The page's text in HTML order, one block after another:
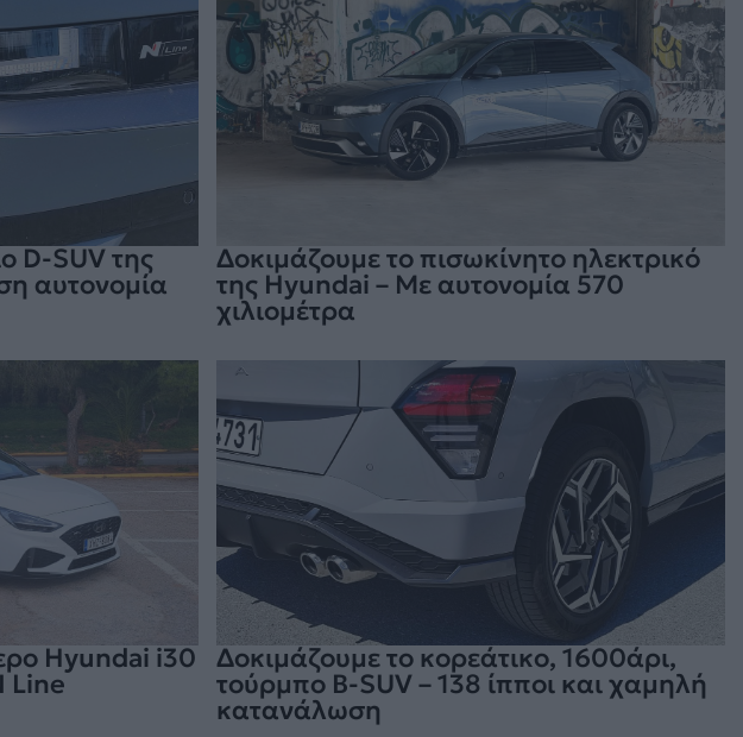
D-SUV της
αυτονομία
Δοκιμάζουμε το πισωκίνητο ηλεκτρικό
της Hyundai – Με αυτονομία 570
χιλιομέτρα
Hyundai i30
Line
Δοκιμάζουμε το κορεάτικο, 1600άρι,
τούρμπο B-SUV – 138 ίπποι και χαμηλή
κατανάλωση